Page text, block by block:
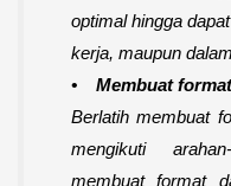
optimal hingga
kerja, maupun
• Membuat
Berlatih membuat
mengikuti
membuat format